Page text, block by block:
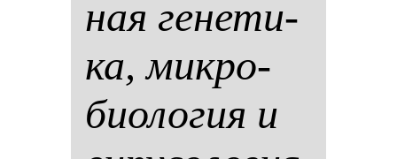
ная ге­не­ти­
ка, мик­ро­
би­оло­гия и